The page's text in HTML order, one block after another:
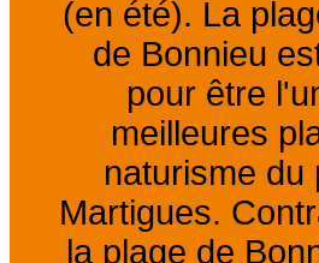
(en été). La
de Bonnieu
pour être
meilleures
naturisme du
Martigues.
la plage de